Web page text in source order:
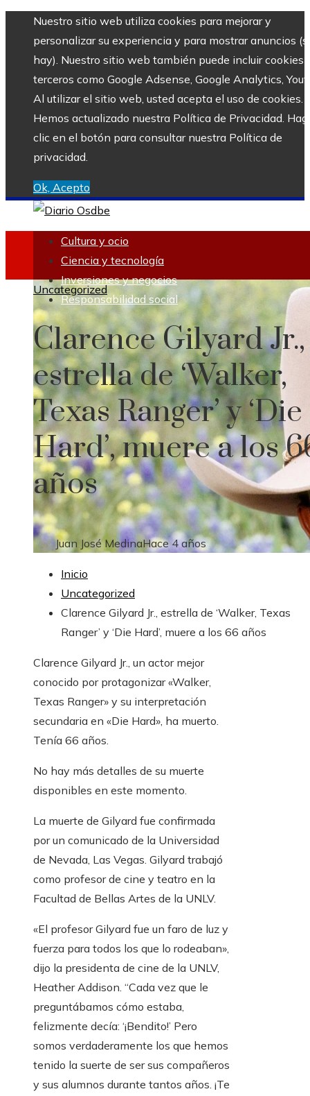
Nuestro sitio web utiliza cookies para mejorar y
personalizar su experiencia y para mostrar anuncios
hay). Nuestro sitio web también puede incluir cookies
terceros como Google Adsense, Google Analytics,
Al utilizar el sitio web, usted acepta el uso de cookies.
Hemos actualizado nuestra Política de Privacidad.
clic en el botón para consultar nuestra Política de
privacidad.
Ok, Acepto
Cultura y ocio
Ciencia y tecnología
Inversiones y negocios
Responsabilidad social
Uncategorized
Clarence Gilyard Jr.,
estrella de ‘Walker,
Texas Ranger’ y ‘Die
Hard’, muere a los
años
Juan José MedinaHace 4 años
Inicio
Uncategorized
Clarence Gilyard Jr., estrella de ‘Walker, Texas
Ranger’ y ‘Die Hard’, muere a los 66 años
Clarence Gilyard Jr., un actor mejor
conocido por protagonizar «Walker,
Texas Ranger» y su interpretación
secundaria en «Die Hard», ha muerto.
Tenía 66 años.
No hay más detalles de su muerte
disponibles en este momento.
La muerte de Gilyard fue confirmada
por un comunicado de la Universidad
de Nevada, Las Vegas. Gilyard trabajó
como profesor de cine y teatro en la
Facultad de Bellas Artes de la UNLV.
«El profesor Gilyard fue un faro de luz y
fuerza para todos los que lo rodeaban»,
dijo la presidenta de cine de la UNLV,
Heather Addison. “Cada vez que le
preguntábamos cómo estaba,
felizmente decía: ‘¡Bendito!’ Pero
somos verdaderamente los que hemos
tenido la suerte de ser sus compañeros
y sus alumnos durante tantos años. ¡Te